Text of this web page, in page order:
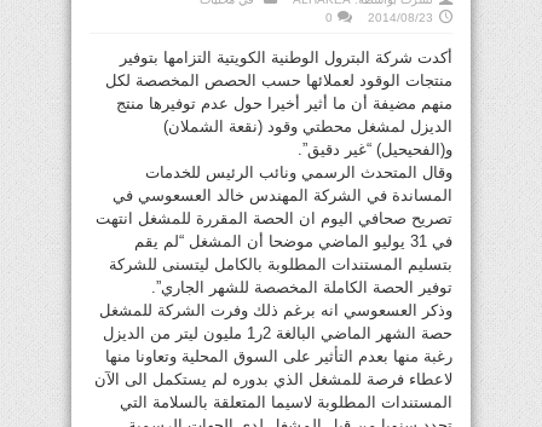
2014/08/23
0
أكدت شركة البترول الوطنية الكويتية التزامها بتوفير
منتجات الوقود لعملائها حسب الحصص المخصصة لكل
منهم مضيفة أن ما أثير أخيرا حول عدم توفيرها منتج
الديزل لمشغل محطتي وقود (نقعة الشملان)
و(الفحيحيل) “غير دقيق”.
وقال المتحدث الرسمي ونائب الرئيس للخدمات
المساندة في الشركة المهندس خالد العسعوسي في
تصريح صحافي اليوم ان الحصة المقررة للمشغل انتهت
في 31 يوليو الماضي موضحا أن المشغل “لم يقم
بتسليم المستندات المطلوبة بالكامل ليتسنى للشركة
توفير الحصة الكاملة المخصصة للشهر الجاري”.
وذكر العسعوسي انه برغم ذلك وفرت الشركة للمشغل
حصة الشهر الماضي البالغة 2ر1 مليون ليتر من الديزل
رغبة منها بعدم التأثير على السوق المحلية وتعاونا منها
لاعطاء فرصة للمشغل الذي بدوره لم يستكمل الى الآن
المستندات المطلوبة لاسيما المتعلقة بالسلامة التي